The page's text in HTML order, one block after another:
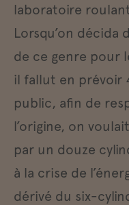
laboratoire
Lorsqu’on
de ce genre pour
il fallut en prévoir
public, afin de
l’origine, on
par un douze
à la crise de
dérivé du six-